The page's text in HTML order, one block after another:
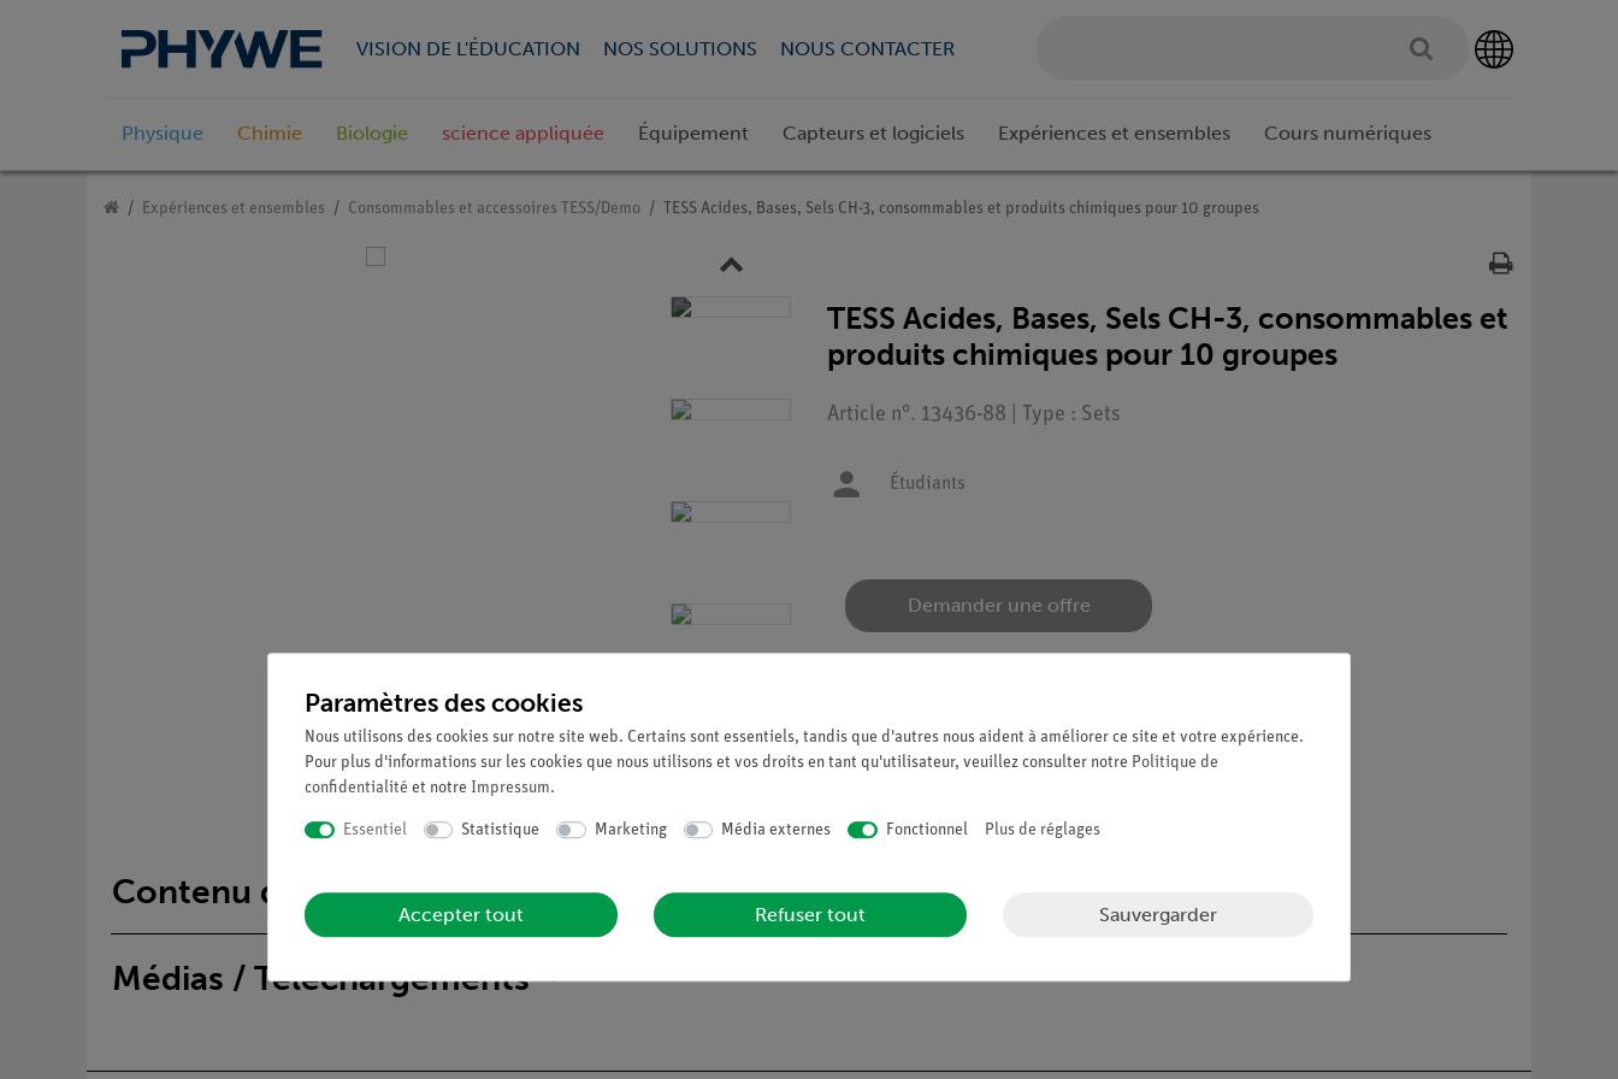
VISION DE L'ÉDUCATION NOS SOLUTIONS NOUS CONTACTER
Physique Chimie Biologie science appliquée Équipement Capteurs et logiciels Expériences et ensembles Cours numériques
Expériences et ensembles Consommables et accessoires TESS/Demo TESS Acides, Bases, Sels CH-3, consommables et produits chimiques pour 10 groupes
Item 1 of 6
TESS Acides, Bases, Sels CH-3, consommables et
produits chimiques pour 10 groupes
Article n°. 13436-88 | Type : Sets
Étudiants
Demander une offre
Contenu de livraison
Médias / Téléchargements
Paramètres des cookies
Nous utilisons des cookies sur notre site web. Certains sont essentiels, tandis que d'autres nous aident à améliorer ce site et votre expérience.
Pour plus d'informations sur les cookies que nous utilisons et vos droits en tant qu'utilisateur, veuillez consulter notre Politique de
confidentialité et notre Impressum.
Essentiel Statistique Marketing Média externes Fonctionnel Plus de réglages
Accepter tout Refuser tout Sauvergarder